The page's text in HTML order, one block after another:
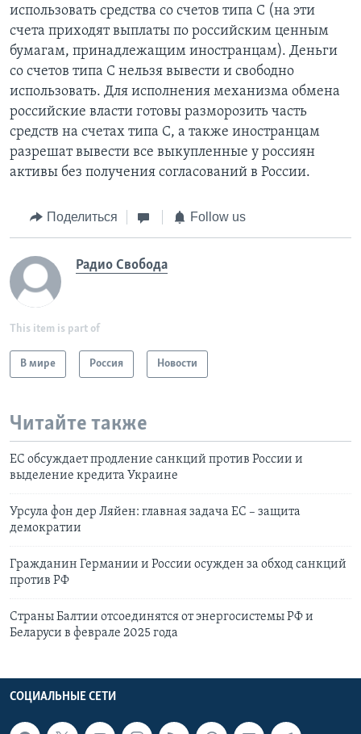
использовать средства со счетов типа С (на эти
счета приходят выплаты по российским ценным
бумагам, принадлежащим иностранцам). Деньги
со счетов типа С нельзя вывести и свободно
использовать. Для исполнения механизма обмена
российские власти готовы разморозить часть
средств на счетах типа С, а также иностранцам
разрешат вывести все выкупленные у россиян
активы без получения согласований в России.
Поделиться Follow us
Радио Свобода
This item is part of
В мире Россия Новости
Читайте также
ЕС обсуждает продление санкций против России и
выделение кредита Украине
Урсула фон дер Ляйен: главная задача ЕС – защита
демократии
Гражданин Германии и России осужден за обход санкций
против РФ
Страны Балтии отсоединятся от энергосистемы РФ и
Беларуси в феврале 2025 года
СОЦИАЛЬНЫЕ СЕТИ